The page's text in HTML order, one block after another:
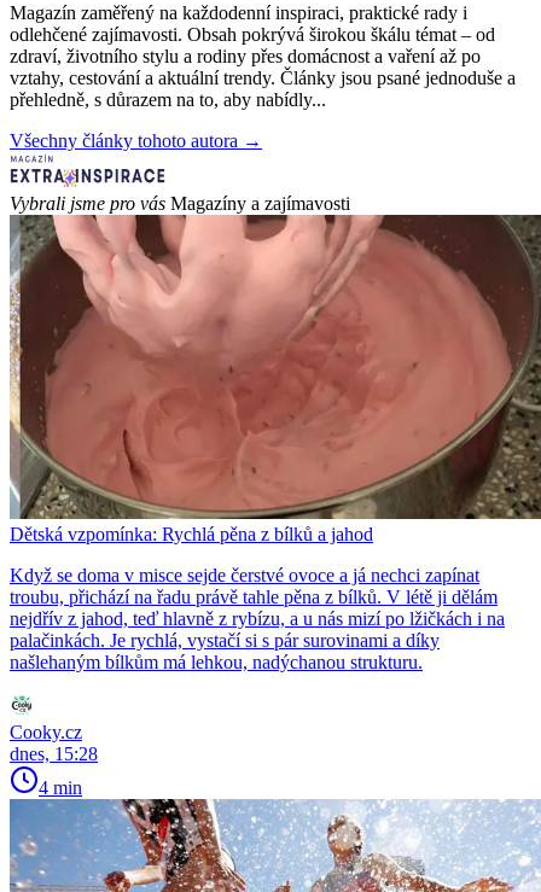
Magazín zaměřený na každodenní inspiraci, praktické rady i
odlehčené zajímavosti. Obsah pokrývá širokou škálu témat – od
zdraví, životního stylu a rodiny přes domácnost a vaření až po
vztahy, cestování a aktuální trendy. Články jsou psané jednoduše a
přehledně, s důrazem na to, aby nabídly...
Všechny články tohoto autora →
Vybrali jsme pro vás Magazíny a zajímavosti
Dětská vzpomínka: Rychlá pěna z bílků a jahod
Když se doma v misce sejde čerstvé ovoce a já nechci zapínat
troubu, přichází na řadu právě tahle pěna z bílků. V létě ji dělám
nejdřív z jahod, teď hlavně z rybízu, a u nás mizí po lžičkách i na
palačinkách. Je rychlá, vystačí si s pár surovinami a díky
našlehaným bílkům má lehkou, nadýchanou strukturu.
Cooky.cz
dnes, 15:28
4 min